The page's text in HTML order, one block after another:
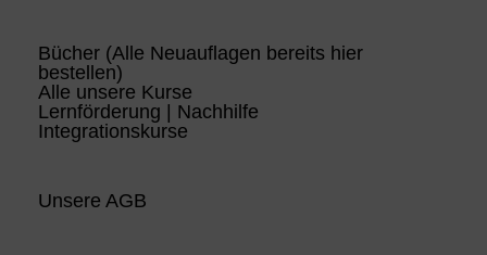
Bücher (Alle Neuauflagen bereits hier
bestellen)
Alle unsere Kurse
Lernförderung | Nachhilfe
Integrationskurse
Unsere AGB